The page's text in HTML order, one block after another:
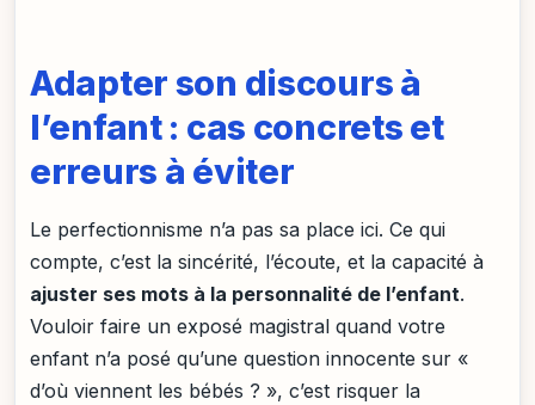
Adapter son discours à
l’enfant : cas concrets et
erreurs à éviter
Le perfectionnisme n’a pas sa place ici. Ce qui
compte, c’est la sincérité, l’écoute, et la capacité à
ajuster ses mots à la personnalité de l’enfant.
Vouloir faire un exposé magistral quand votre
enfant n’a posé qu’une question innocente sur «
d’où viennent les bébés ? », c’est risquer la